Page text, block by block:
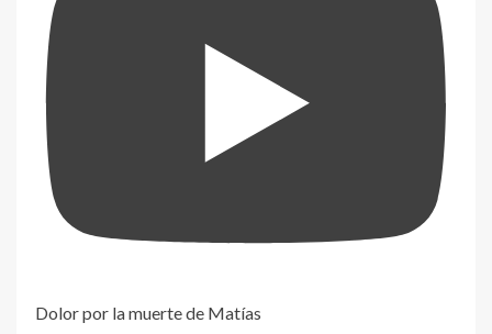
Dolor por la muerte de Matías